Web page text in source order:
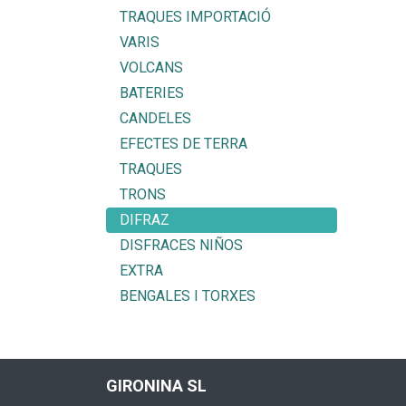
TRAQUES IMPORTACIÓ
VARIS
VOLCANS
BATERIES
CANDELES
EFECTES DE TERRA
TRAQUES
TRONS
DIFRAZ
DISFRACES NIÑOS
EXTRA
BENGALES I TORXES
GIRONINA SL